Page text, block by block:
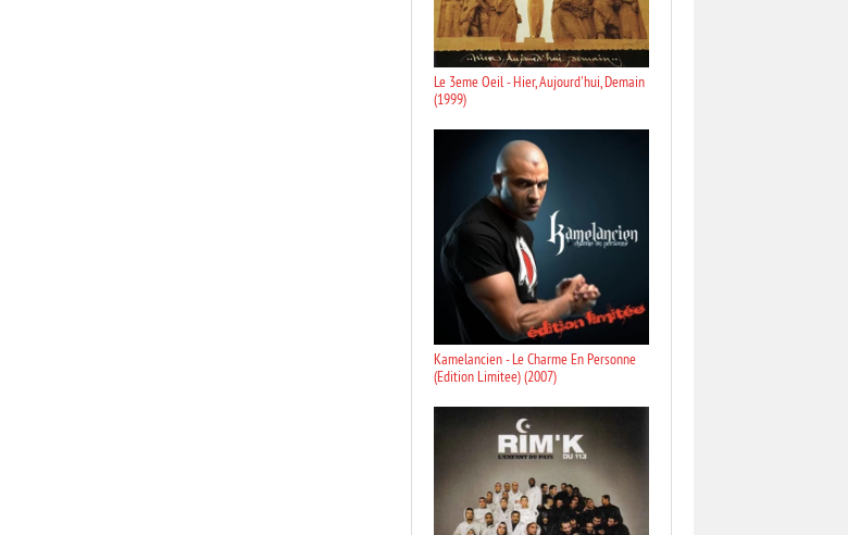
Le 3eme Oeil - Hier, Aujourd'hui, Demain
(1999)
Kamelancien - Le Charme En Personne
(Edition Limitee) (2007)